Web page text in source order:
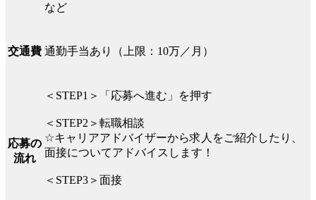
など
交通費 通勤手当あり（上限：10万／月）
応募の
流れ
＜STEP1＞「応募へ進む」を押す
＜STEP2＞転職相談
☆キャリアアドバイザーから求人をご紹介したり、
面接についてアドバイスします！
＜STEP3＞面接